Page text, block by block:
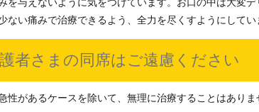
い痛みで治療できるよう、全力を尽くすようにしてい
者さまの同席はご遠慮ください
性があるケースを除いて、無理に治療することはあり